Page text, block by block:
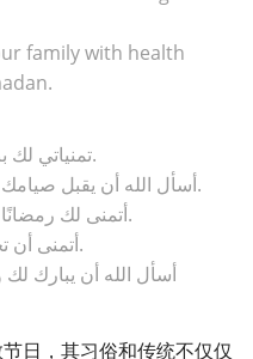
family with health
تمنياتي لك برمضان مليء بالسلام والبركات.
أسأل الله أن يقبل صيامك وصلاتك خلال هذا الشهر الكريم.
أتمنى لك رمضانًا مليئًا بالصحة والسلام والسعادة.
أتمنى أن تجد حقيقة الإسلام في هذا الشهر.
أسأل الله أن يبارك لك
日，其习俗和传统不仅仅